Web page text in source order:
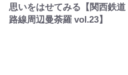
思いをはせてみる【関西鉄道
路線周辺曼荼羅 vol.23】